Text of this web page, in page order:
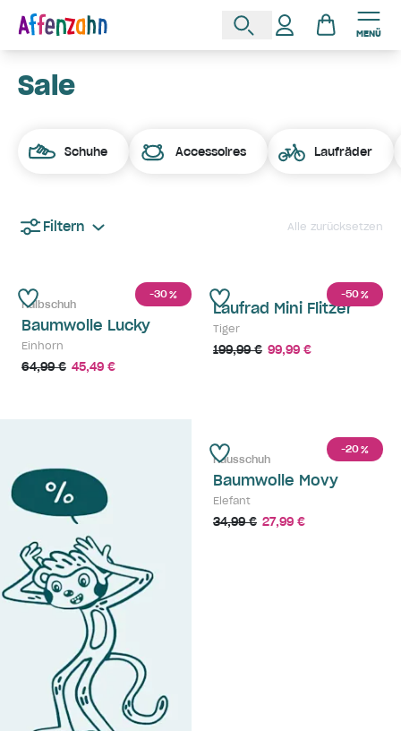
MENÜ
Sale
Schuhe Accessoires Laufräder
Filtern Alle zurücksetzen
-30%
Halbschuh
Baumwolle Lucky
Einhorn
64,99 € 45,49 €
-50%
Laufrad Mini Flitzer
Tiger
199,99 € 99,99 €
-20%
Hausschuh
Baumwolle Movy
Elefant
34,99 € 27,99 €